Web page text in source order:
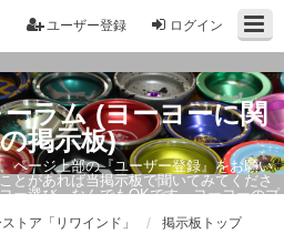
ログイン
ユーザー登録
ラム (ヨーヨーに関
掲示板)
ページ上部の『ユーザー登録』をお願い
とがあれば当掲示板で聞いてみてくださ
ー選び、なんでもOKです。ヨーヨーのプ
トア「リワインド」 掲示板トップ